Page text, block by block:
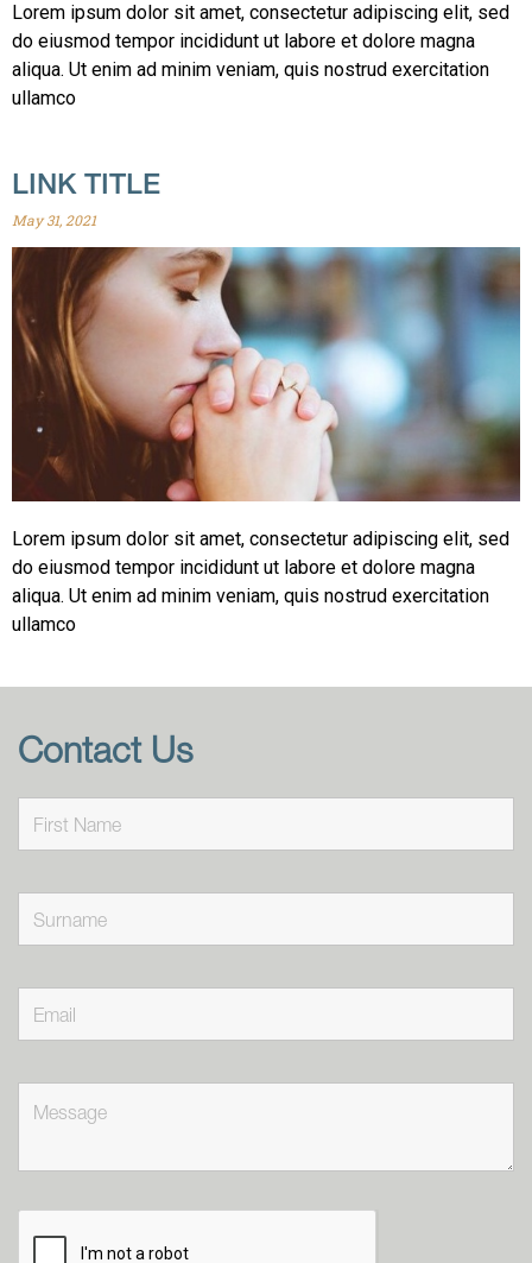
Lorem ipsum dolor sit amet, consectetur adipiscing elit, sed
do eiusmod tempor incididunt ut labore et dolore magna
aliqua. Ut enim ad minim veniam, quis nostrud exercitation
ullamco
LINK TITLE
May 31, 2021
Lorem ipsum dolor sit amet, consectetur adipiscing elit, sed
do eiusmod tempor incididunt ut labore et dolore magna
aliqua. Ut enim ad minim veniam, quis nostrud exercitation
ullamco
Contact Us